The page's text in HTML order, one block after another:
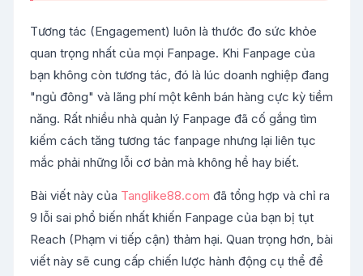
Tương tác (Engagement) luôn là thước đo sức khỏe
quan trọng nhất của mọi Fanpage. Khi Fanpage của
bạn không còn tương tác, đó là lúc doanh nghiệp đang
"ngủ đông" và lãng phí một kênh bán hàng cực kỳ tiềm
năng. Rất nhiều nhà quản lý Fanpage đã cố gắng tìm
kiếm cách tăng tương tác fanpage nhưng lại liên tục
mắc phải những lỗi cơ bản mà không hề hay biết.
Bài viết này của Tanglike88.com đã tổng hợp và chỉ ra
9 lỗi sai phổ biến nhất khiến Fanpage của bạn bị tụt
Reach (Phạm vi tiếp cận) thảm hại. Quan trọng hơn, bài
viết này sẽ cung cấp chiến lược hành động cụ thể để